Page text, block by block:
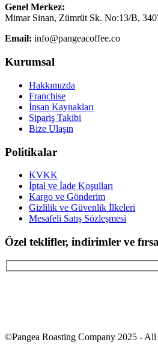
Genel Merkez:
Mimar Sinan, Zümrüt Sk. No:13/B,
Email: info@pangeacoffee.co
Kurumsal
Hakkımızda
Franchise
İnsan Kaynakları
Sipariş Takibi
Bize Ulaşın
Politikalar
KVKK
İptal ve İade Koşulları
Kargo ve Gönderim
Gizlilik ve Güvenlik İlkeleri
Mesafeli Satış Sözleşmesi
Özel teklifler, indirimler ve
©Pangea Roasting Company 2025 - All